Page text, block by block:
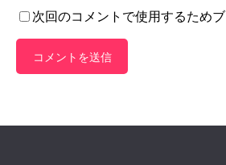
次回のコメントで使用するため